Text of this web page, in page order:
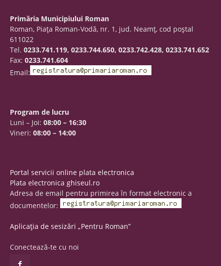
Primăria Municipiului Roman
Roman, Piaţa Roman-Vodă, nr. 1, jud. Neamţ, cod poştal
611022
Tel. 0233.741.119, 0233.744.650, 0233.742.428, 0233.741.652
Fax: 0233.741.604
Email:
Program de lucru
Luni – Joi: 08:00 – 16:30
Vineri: 08:00 – 14:00
Portal servicii online plata electronica
Plata electronica ghiseul.ro
Adresa de email pentru primirea în format electronic a
documentelor:
Aplicația de sesizări „Pentru Roman”
Conectează-te cu noi